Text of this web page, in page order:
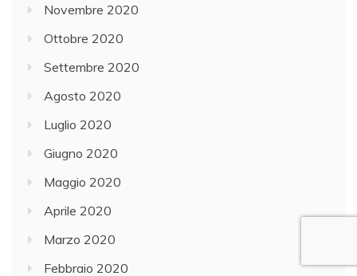
Novembre 2020
Ottobre 2020
Settembre 2020
Agosto 2020
Luglio 2020
Giugno 2020
Maggio 2020
Aprile 2020
Marzo 2020
Febbraio 2020